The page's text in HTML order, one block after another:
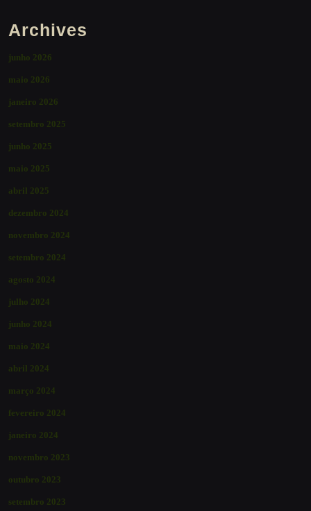
Archives
junho 2026
maio 2026
janeiro 2026
setembro 2025
junho 2025
maio 2025
abril 2025
dezembro 2024
novembro 2024
setembro 2024
agosto 2024
julho 2024
junho 2024
maio 2024
abril 2024
março 2024
fevereiro 2024
janeiro 2024
novembro 2023
outubro 2023
setembro 2023